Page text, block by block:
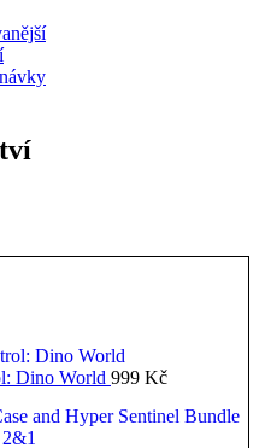
Dino World 999 Kč